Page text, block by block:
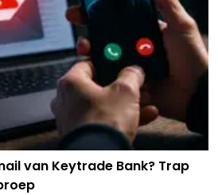
van Keytrade Bank? Trap